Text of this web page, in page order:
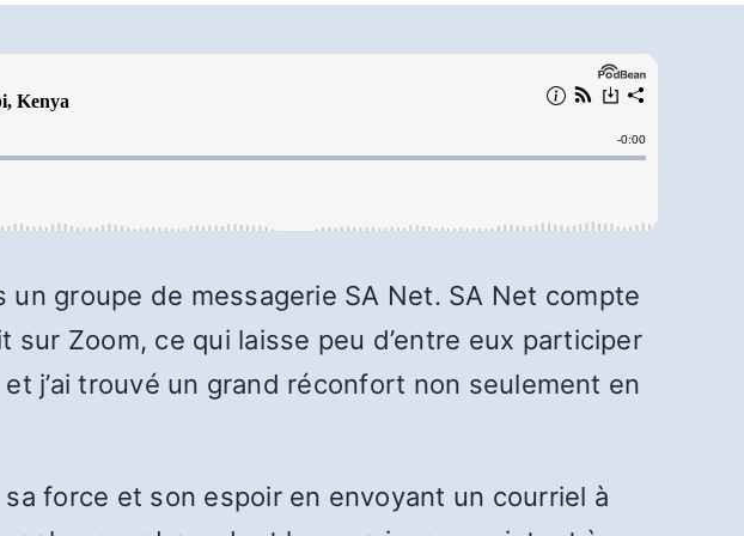
groupe de messagerie SA Net. SA Net compte
Zoom, ce qui laisse peu d’entre eux participer
j’ai trouvé un grand réconfort non seulement en
force et son espoir en envoyant un courriel à